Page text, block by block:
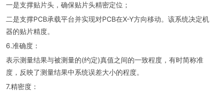
一是支撑贴片头，确保贴片头精密定位；
二是支撑PCB承载平台并实现对PCB在X-Y方向移动。该系统决定机
器的贴片精度。
6.准确度：
表示测量结果与被测量的(约定)真值之间的一致程度，有时简称准
度，反映了测量结果中系统误差大小的程度。
7.精密度：